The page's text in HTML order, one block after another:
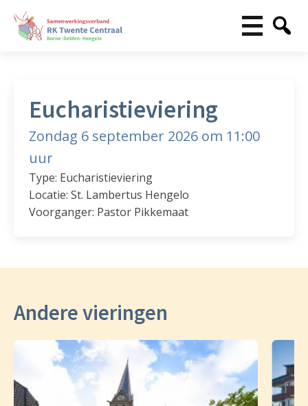
Eucharistieviering
Zondag 6 september 2026 om 11:00
uur
Type: Eucharistieviering
Locatie: St. Lambertus Hengelo
Voorganger: Pastor Pikkemaat
Andere vieringen